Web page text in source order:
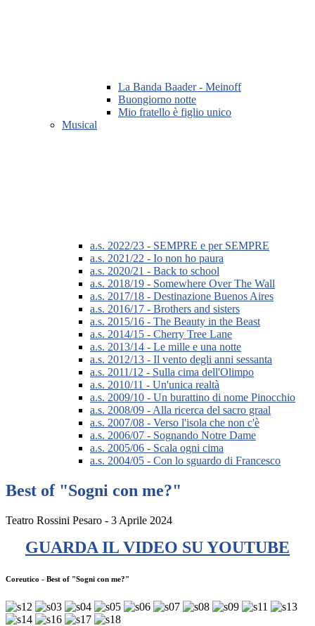
La Banda Baader - Meinoff
Buongiorno notte
Mio fratello è figlio unico
Musical
a.s. 2022/23 - SEMPRE e per SEMPRE
a.s. 2021/22 - Io non ho paura
a.s. 2020/21 - Back to school
a.s. 2018/19 - Somewhere Over The Wall
a.s. 2017/18 - Destinazione Buenos Aires
a.s. 2016/17 - Brothers and sisters
a.s. 2015/16 - The Beauty in the Beast
a.s. 2014/15 - Cherry Tree Lane
a.s. 2013/14 - Le mille e una notte
a.s. 2012/13 - Il vento degli anni sessanta
a.s. 2011/12 - Sulla cima dell'Olimpo
a.s. 2010/11 - Un'unica realtà
a.s. 2009/10 - Un burattino di nome Pinocchio
a.s. 2008/09 - Alla ricerca del sacro graal
a.s. 2007/08 - Verso l'isola che non c'è
a.s. 2006/07 - Sognando Notre Dame
a.s. 2005/06 - Scala ogni cima
a.s. 2004/05 - Con lo sguardo di Francesco
Best of "Sogni con me?"
Teatro Rossini Pesaro - 3 Aprile 2024
GUARDA IL VIDEO SU YOUTUBE
Coreutico - Best of "Sogni con me?"